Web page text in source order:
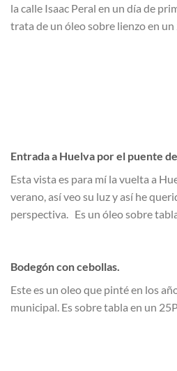
la calle Isaac Peral en un día de
trata de un óleo sobre lienzo en un
Entrada a Huelva por el puente
Esta vista es para mí la vuelta a
verano, así veo su luz y así he
perspectiva. Es un óleo sobre
Bodegón con cebollas.
Este es un oleo que pinté en los
municipal. Es sobre tabla en un